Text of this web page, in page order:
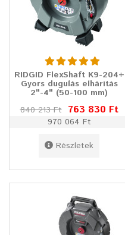
RIDGID FlexShaft K9-204+
Gyors dugulás elhárítás
2"-4" (50-100 mm)
840 213 Ft 763 830 Ft
970 064 Ft
Részletek